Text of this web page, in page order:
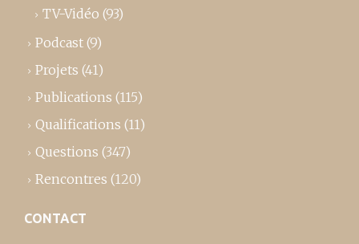
TV-Vidéo (93)
Podcast (9)
Projets (41)
Publications (115)
Qualifications (11)
Questions (347)
Rencontres (120)
CONTACT